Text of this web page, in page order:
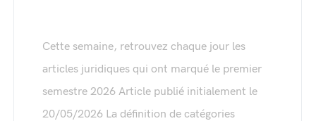
Cette semaine, retrouvez chaque jour les
articles juridiques qui ont marqué le premier
semestre 2026 Article publié initialement le
20/05/2026 La définition de catégories